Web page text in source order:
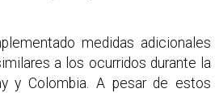
medidas adicionales
a los ocurridos durante la
y Colombia. A pesar de estos